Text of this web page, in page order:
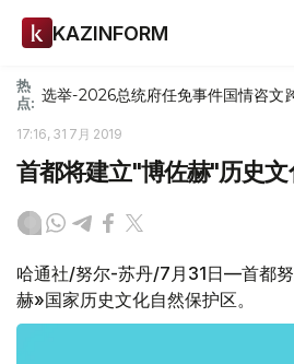
KAZINFORM
热
点: 选举-2026总统府任免事件国情咨文
17:16, 31 7月 2019
首都将建立"博佐赫"历史
哈通社/努尔-苏丹/7月31日—首都
赫»国家历史文化自然保护区。